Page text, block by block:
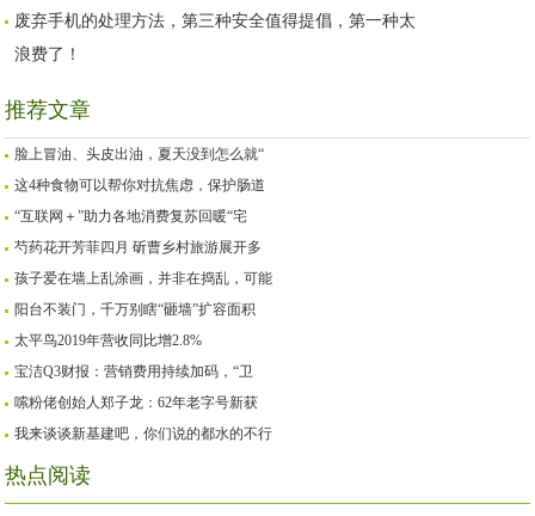
废弃手机的处理方法，第三种安全值得提倡，第一种太
浪费了！
推荐文章
脸上冒油、头皮出油，夏天没到怎么就“
这4种食物可以帮你对抗焦虑，保护肠道
“互联网＋”助力各地消费复苏回暖“宅
芍药花开芳菲四月 斫曹乡村旅游展开多
孩子爱在墙上乱涂画，并非在捣乱，可能
阳台不装门，千万别瞎“砸墙”扩容面积
太平鸟2019年营收同比增2.8%
宝洁Q3财报：营销费用持续加码，“卫
嗦粉佬创始人郑子龙：62年老字号新获
我来谈谈新基建吧，你们说的都水的不行
热点阅读